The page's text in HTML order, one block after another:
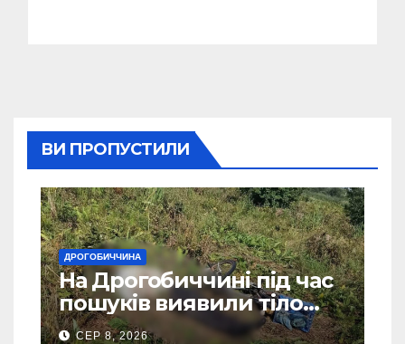
ВИ ПРОПУСТИЛИ
ДРОГОБИЧЧИНА
На Дрогобиччині під час
пошуків виявили тіло
зниклого чоловіка
СЕР 8, 2026